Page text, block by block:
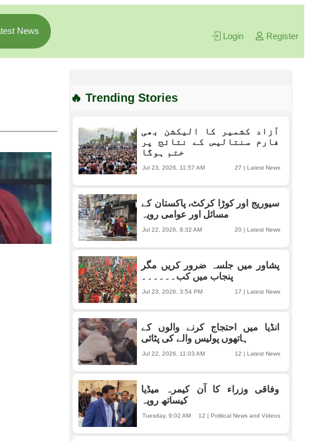
News
Login Register
🔥 Trending Stories
آزاد کشمیر کا الیکشن بھی
فارم سنتالیس کے نتائج پر
ختم ہوگا
27 | Latest News
Jul 23, 2026, 11:57 AM
سیوریج اور کوڑا کرکٹ، پاکستان کے
مسائل اور عوامی رویہ
20 | Latest News
Jul 22, 2026, 8:32 AM
پشاور میں جلسہ ضرور کریں مگر
پنجاب میں کب۔۔۔۔۔۔
17 | Latest News
Jul 23, 2026, 3:54 PM
انڈیا میں احتجاج کرنے والوں کے
ہاتھوں پولیس والے کی پٹائی
12 | Latest News
Jul 22, 2026, 11:03 AM
وفاقی وزراء کا آن کیمرہ میڈیا
کیساتھ رویہ
12 | Political News and Videos
Tuesday, 9:02 AM